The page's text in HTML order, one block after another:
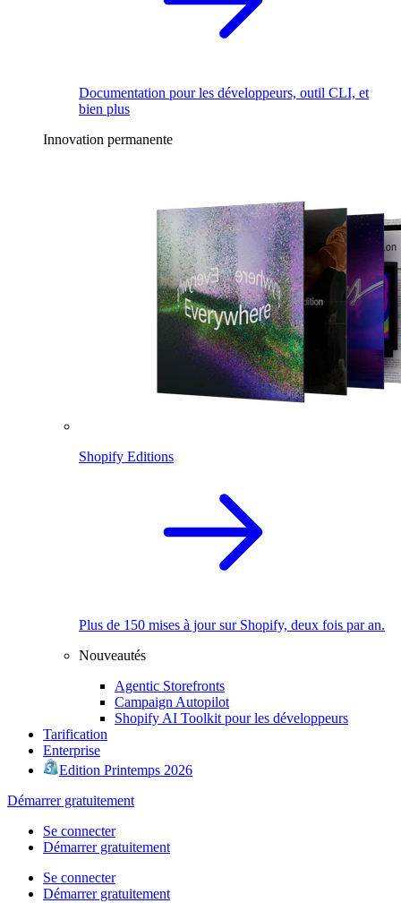
Documentation pour les développeurs, outil CLI, et
bien plus
Innovation permanente
Shopify Editions
Plus de 150 mises à jour sur Shopify, deux fois par an.
Nouveautés
Agentic Storefronts
Campaign Autopilot
Shopify AI Toolkit pour les développeurs
Tarification
Enterprise
Edition Printemps 2026
Démarrer gratuitement
Se connecter
Démarrer gratuitement
Se connecter
Démarrer gratuitement